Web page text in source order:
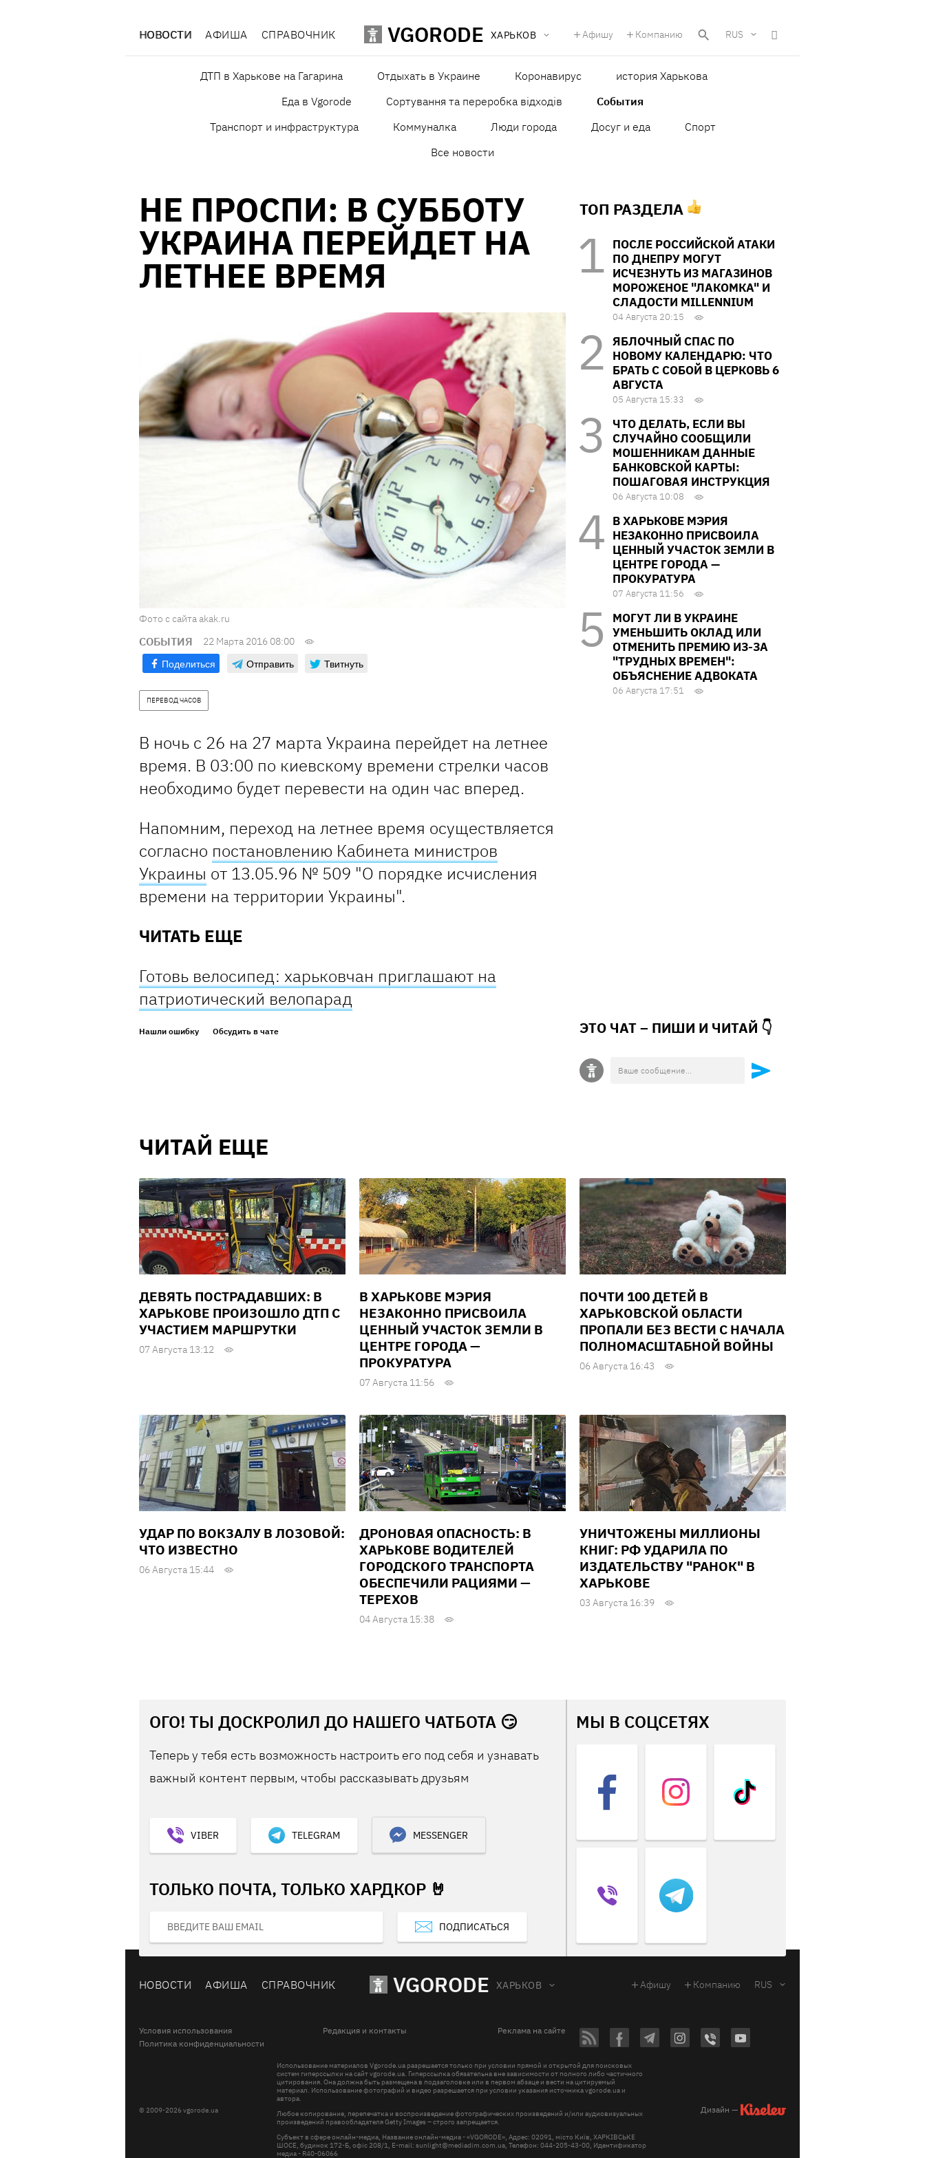
НОВОСТИ АФИША СПРАВОЧНИК VGORODE ХАРЬКОВ Афишу Компанию RUS
ДТП в Харькове на Гагарина Отдыхать в Украине Коронавирус
история Харькова
Еда в Vgorode
Сортування та переробка відходів
События
Транспорт и инфраструктура
Коммуналка Люди города Досуг и еда
Спорт
Все новости
НЕ ПРОСПИ: В СУББОТУ
УКРАИНА ПЕРЕЙДЕТ НА
ЛЕТНЕЕ ВРЕМЯ
Фото с сайта akak.ru
СОБЫТИЯ 22 Марта 2016 08:00
Поделиться Отправить Твитнуть
ПЕРЕВОД ЧАСОВ
В ночь с 26 на 27 марта Украина перейдет на летнее
время. В 03:00 по киевскому времени стрелки часов
необходимо будет перевести на один час вперед.
Напомним, переход на летнее время осуществляется
согласно постановлению Кабинета министров
Украины от 13.05.96 № 509 "О порядке исчисления
времени на территории Украины".
ЧИТАТЬ ЕЩЕ
Готовь велосипед: харьковчан приглашают на
патриотический велопарад
Нашли ошибку Обсудить в чате
ТОП РАЗДЕЛА
ПОСЛЕ РОССИЙСКОЙ АТАКИ
ПО ДНЕПРУ МОГУТ
ИСЧЕЗНУТЬ ИЗ МАГАЗИНОВ
МОРОЖЕНОЕ "ЛАКОМКА" И
СЛАДОСТИ MILLENNIUM
04 Августа 20:15
ЯБЛОЧНЫЙ СПАС ПО
НОВОМУ КАЛЕНДАРЮ: ЧТО
БРАТЬ С СОБОЙ В ЦЕРКОВЬ 6
АВГУСТА
05 Августа 15:33
ЧТО ДЕЛАТЬ, ЕСЛИ ВЫ
СЛУЧАЙНО СООБЩИЛИ
МОШЕННИКАМ ДАННЫЕ
БАНКОВСКОЙ КАРТЫ:
ПОШАГОВАЯ ИНСТРУКЦИЯ
06 Августа 10:08
В ХАРЬКОВЕ МЭРИЯ
НЕЗАКОННО ПРИСВОИЛА
ЦЕННЫЙ УЧАСТОК ЗЕМЛИ В
ЦЕНТРЕ ГОРОДА —
ПРОКУРАТУРА
07 Августа 11:56
МОГУТ ЛИ В УКРАИНЕ
УМЕНЬШИТЬ ОКЛАД ИЛИ
ОТМЕНИТЬ ПРЕМИЮ ИЗ-ЗА
"ТРУДНЫХ ВРЕМЕН":
ОБЪЯСНЕНИЕ АДВОКАТА
06 Августа 17:51
ЭТО ЧАТ – ПИШИ И ЧИТАЙ 👇
ЧИТАЙ ЕЩЕ
ДЕВЯТЬ ПОСТРАДАВШИХ: В
ХАРЬКОВЕ ПРОИЗОШЛО ДТП С
УЧАСТИЕМ МАРШРУТКИ
07 Августа 13:12
В ХАРЬКОВЕ МЭРИЯ
НЕЗАКОННО ПРИСВОИЛА
ЦЕННЫЙ УЧАСТОК ЗЕМЛИ В
ЦЕНТРЕ ГОРОДА —
ПРОКУРАТУРА
07 Августа 11:56
ПОЧТИ 100 ДЕТЕЙ В
ХАРЬКОВСКОЙ ОБЛАСТИ
ПРОПАЛИ БЕЗ ВЕСТИ С НАЧАЛА
ПОЛНОМАСШТАБНОЙ ВОЙНЫ
06 Августа 16:43
УДАР ПО ВОКЗАЛУ В ЛОЗОВОЙ:
ЧТО ИЗВЕСТНО
06 Августа 15:44
ДРОНОВАЯ ОПАСНОСТЬ: В
ХАРЬКОВЕ ВОДИТЕЛЕЙ
ГОРОДСКОГО ТРАНСПОРТА
ОБЕСПЕЧИЛИ РАЦИЯМИ —
ТЕРЕХОВ
04 Августа 15:38
УНИЧТОЖЕНЫ МИЛЛИОНЫ
КНИГ: РФ УДАРИЛА ПО
ИЗДАТЕЛЬСТВУ "РАНОК" В
ХАРЬКОВЕ
03 Августа 16:39
ОГО! ТЫ ДОСКРОЛИЛ ДО НАШЕГО ЧАТБОТА 😏
Теперь у тебя есть возможность настроить его под себя и узнавать
важный контент первым, чтобы рассказывать друзьям
VIBER TELEGRAM MESSENGER
ТОЛЬКО ПОЧТА, ТОЛЬКО ХАРДКОР 🤘
ПОДПИСАТЬСЯ
МЫ В СОЦСЕТЯХ
НОВОСТИ АФИША СПРАВОЧНИК VGORODE ХАРЬКОВ Афишу Компанию RUS
Условия использования Редакция и контакты
Реклама на сайте
Политика конфиденциальности
© 2009-2026 vgorode.ua
Использование материалов Vgorode.ua разрешается только при условии прямой и открытой для поисковых
систем гиперссылки на сайт vgorode.ua. Гиперссылка обязательна вне зависимости от полного либо частичного
цитирования. Она должна быть размещена в подзаголовке или в первом абзаце и вести на цитируемый
материал. Использование фотографий и видео разрешается при условии указания источника vgorode.ua и
автора.
Любое копирование, перепечатка и воспроизведение фотографических произведений и/или аудиовизуальных
произведений правообладателя Getty Images – строго запрещается.
Субъект в сфере онлайн-медиа, Название онлайн-медиа - «VGORODE», Адрес: 02091, місто Київ, ХАРКІВСЬКЕ
ШОСЕ, будинок 172-Б, офіс 208/1, E-mail: sunlight@mediadim.com.ua, Телефон: 044-205-43-00, Идентификатор
медиа - R40-06066
Дизайн —